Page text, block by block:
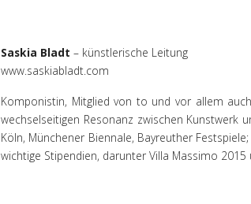
Saskia Bladt – künstlerische Leitung
www.saskiabladt.com
Komponistin, Mitglied von to und vor allem
wechselseitigen Resonanz zwischen Kunstwerk
Köln, Münchener Biennale, Bayreuther
wichtige Stipendien, darunter Villa Massimo